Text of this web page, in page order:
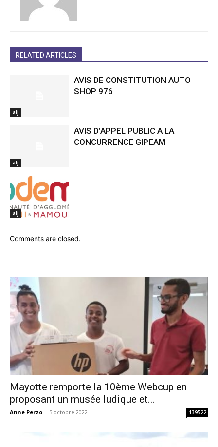
RELATED ARTICLES
alj
AVIS DE CONSTITUTION AUTO
SHOP 976
alj
AVIS D’APPEL PUBLIC A LA
CONCURRENCE GIPEAM
alj
Comments are closed.
Mayotte remporte la 10ème Webcup en
proposant un musée ludique et...
Anne Perzo - 5 octobre 2022 139522